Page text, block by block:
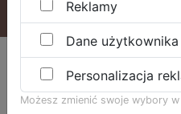
Reklamy
Dane użytkownika
Personalizacja
Możesz zmienić swoje wybory